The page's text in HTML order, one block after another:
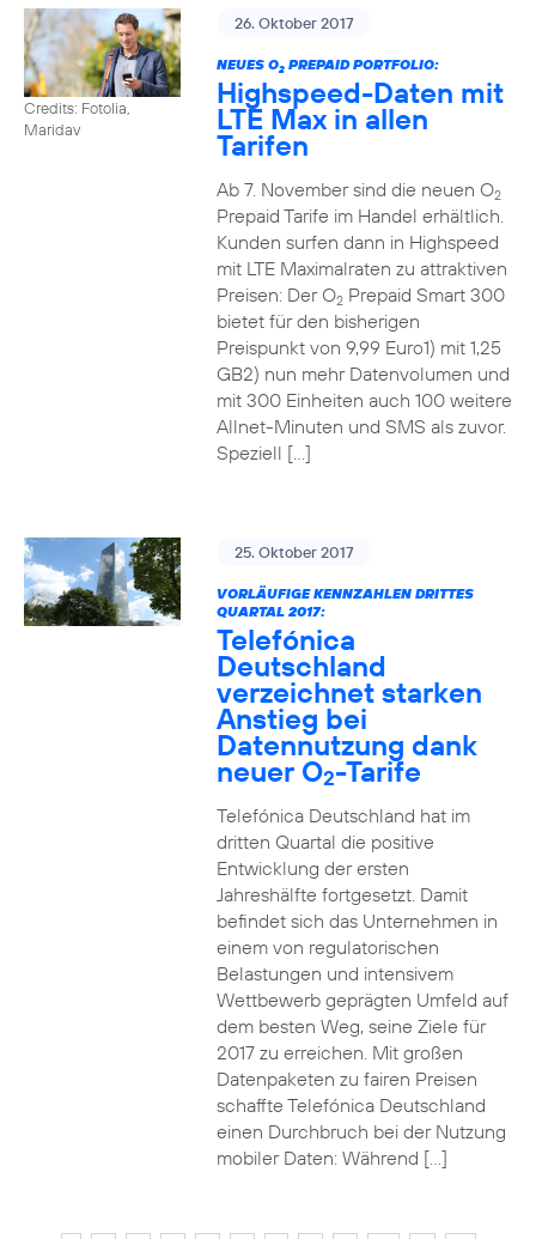
Credits: Fotolia,
Maridav
26. Oktober 2017
NEUES O2PREPAID PORTFOLIO:
Highspeed-Daten mit
LTE Max in allen
Tarifen
Ab 7. November sind die neuen O2
Prepaid Tarife im Handel erhältlich.
Kunden surfen dann in Highspeed
mit LTE Maximalraten zu attraktiven
Preisen: Der O2Prepaid Smart 300
bietet für den bisherigen
Preispunkt von 9,99 Euro1) mit 1,25
GB2) nun mehr Datenvolumen und
mit 300 Einheiten auch 100 weitere
Allnet-Minuten und SMS als zuvor.
Speziell […]
25. Oktober 2017
VORLÄUFIGE KENNZAHLEN DRITTES
QUARTAL 2017:
Telefónica
Deutschland
verzeichnet starken
Anstieg bei
Datennutzung dank
neuer O2-Tarife
Telefónica Deutschland hat im
dritten Quartal die positive
Entwicklung der ersten
Jahreshälfte fortgesetzt. Damit
befindet sich das Unternehmen in
einem von regulatorischen
Belastungen und intensivem
Wettbewerb geprägten Umfeld auf
dem besten Weg, seine Ziele für
2017 zu erreichen. Mit großen
Datenpaketen zu fairen Preisen
schaffte Telefónica Deutschland
einen Durchbruch bei der Nutzung
mobiler Daten: Während […]